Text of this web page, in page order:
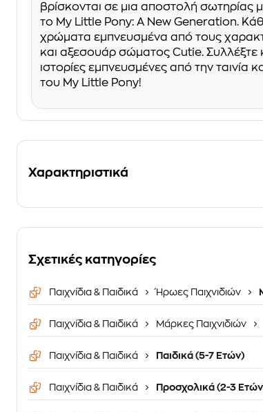
βρίσκονται σε μια αποστολή σωτηρίας
το My Little Pony: A New Generation.
χρώματα εμπνευσμένα από τους
και αξεσουάρ σώματος Cutie. Συλλέξτε
ιστορίες εμπνευσμένες από την ταινία
του My Little Pony!
Χαρακτηριστικά
Σχετικές κατηγορίες
Παιχνίδια & Παιδικά Ήρωες Παιχνιδιών
Παιχνίδια & Παιδικά Μάρκες Παιχνιδιών
Παιχνίδια & Παιδικά Παιδικά (5-7 Ετών)
Παιχνίδια & Παιδικά Προσχολικά (2-3